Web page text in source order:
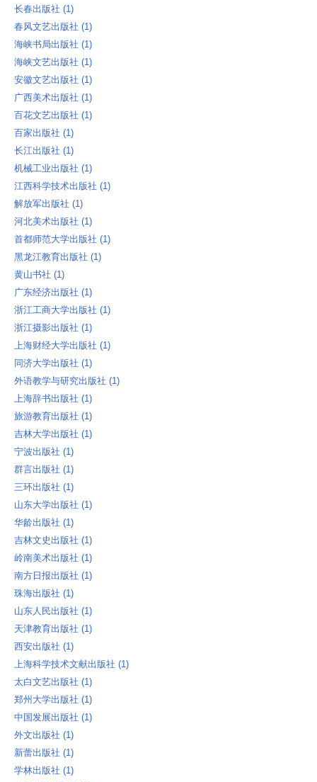
长春出版社 ‎(1)
春风文艺出版社 ‎(1)
海峡书局出版社 ‎(1)
海峡文艺出版社 ‎(1)
安徽文艺出版社 ‎(1)
广西美术出版社 ‎(1)
百花文艺出版社 ‎(1)
百家出版社 ‎(1)
长江出版社 ‎(1)
机械工业出版社 ‎(1)
江西科学技术出版社 ‎(1)
解放军出版社 ‎(1)
河北美术出版社 ‎(1)
首都师范大学出版社 ‎(1)
黑龙江教育出版社 ‎(1)
黄山书社 ‎(1)
广东经济出版社 ‎(1)
浙江工商大学出版社 ‎(1)
浙江摄影出版社 ‎(1)
上海财经大学出版社 ‎(1)
同济大学出版社 ‎(1)
外语教学与研究出版社 ‎(1)
上海辞书出版社 ‎(1)
旅游教育出版社 ‎(1)
吉林大学出版社 ‎(1)
宁波出版社 ‎(1)
群言出版社 ‎(1)
三环出版社 ‎(1)
山东大学出版社 ‎(1)
华龄出版社 ‎(1)
吉林文史出版社 ‎(1)
岭南美术出版社 ‎(1)
南方日报出版社 ‎(1)
珠海出版社 ‎(1)
山东人民出版社 ‎(1)
天津教育出版社 ‎(1)
西安出版社 ‎(1)
上海科学技术文献出版社 ‎(1)
太白文艺出版社 ‎(1)
郑州大学出版社 ‎(1)
中国发展出版社 ‎(1)
外文出版社 ‎(1)
新蕾出版社 ‎(1)
学林出版社 ‎(1)